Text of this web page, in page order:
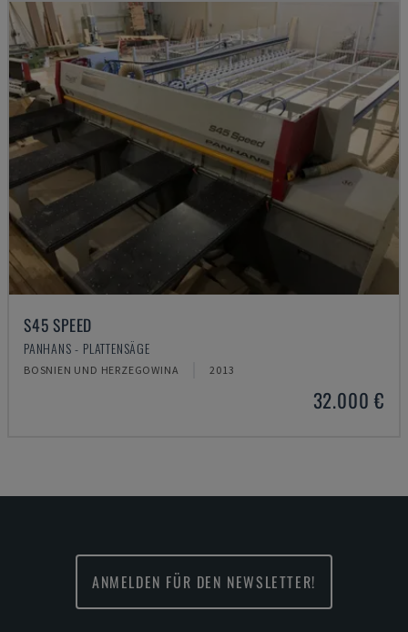
S45 SPEED
PANHANS - PLATTENSÄGE
BOSNIEN UND HERZEGOWINA 2013
32.000 €
ANMELDEN FÜR DEN NEWSLETTER!